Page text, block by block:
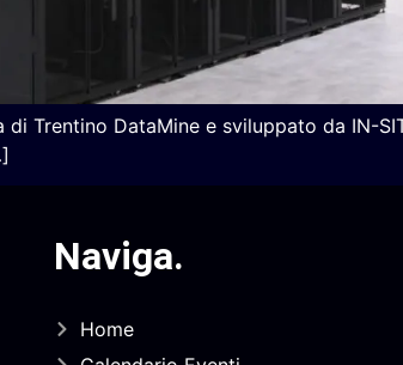
Trentino DataMine e sviluppato da IN-
Naviga.
Home